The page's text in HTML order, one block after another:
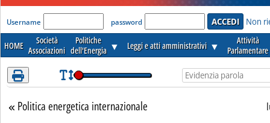
'Modulo Login per accedere'
Username password Non
HOME
Società
Associazioni
Politiche
dell'Energia ▼ Leggi e atti amministrativi ▼
Attività
Parlamentare
Torna alla sezione
Politica energetica internazionale